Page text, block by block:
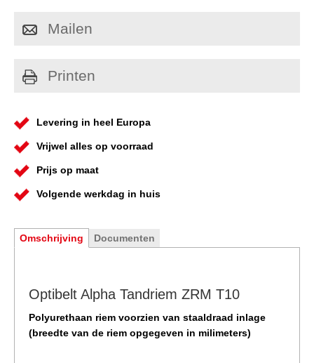
Mailen
Printen
Levering in heel Europa
Vrijwel alles op voorraad
Prijs op maat
Volgende werkdag in huis
Omschrijving Documenten
Optibelt Alpha Tandriem ZRM T10
Polyurethaan riem voorzien van staaldraad inlage
(breedte van de riem opgegeven in milimeters)